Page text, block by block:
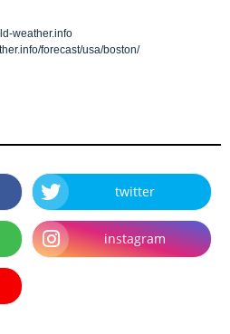
weather.info
forecast/usa/boston/
twitter
instagram